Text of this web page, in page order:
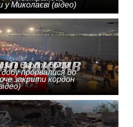
у Миколаєві (відео)
в Європі: до 10
прорвалися до
закрити кордон